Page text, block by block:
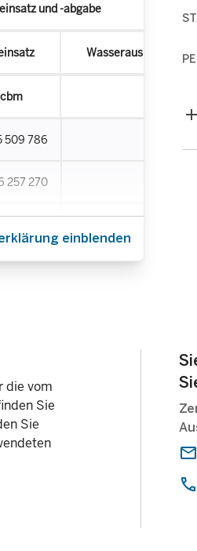
und -abgabe
Wasserausbau
509 786
257 270
einblenden
die vom
Sie
Sie